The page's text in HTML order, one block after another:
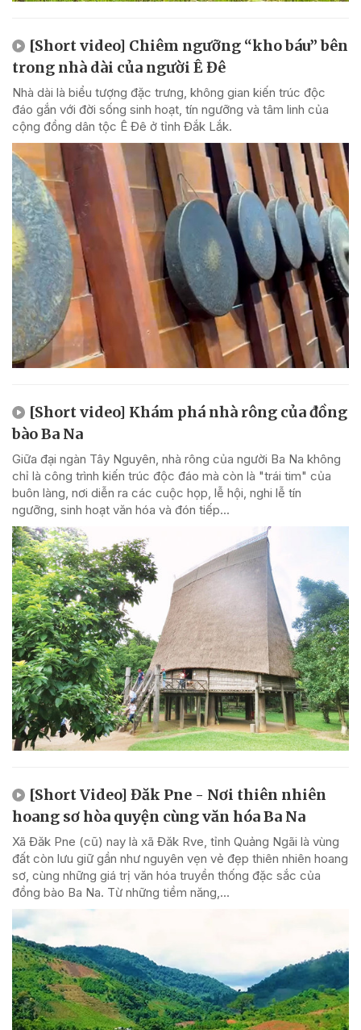
[Short video] Chiêm ngưỡng “kho báu” bên
trong nhà dài của người Ê Đê
Nhà dài là biểu tượng đặc trưng, không gian kiến trúc độc
đáo gắn với đời sống sinh hoạt, tín ngưỡng và tâm linh của
cộng đồng dân tộc Ê Đê ở tỉnh Đắk Lắk.
[Short video] Khám phá nhà rông của đồng
bào Ba Na
Giữa đại ngàn Tây Nguyên, nhà rông của người Ba Na không
chỉ là công trình kiến trúc độc đáo mà còn là "trái tim" của
buôn làng, nơi diễn ra các cuộc họp, lễ hội, nghi lễ tín
ngưỡng, sinh hoạt văn hóa và đón tiếp...
[Short Video] Đăk Pne - Nơi thiên nhiên
hoang sơ hòa quyện cùng văn hóa Ba Na
Xã Đăk Pne (cũ) nay là xã Đăk Rve, tỉnh Quảng Ngãi là vùng
đất còn lưu giữ gần như nguyên vẹn vẻ đẹp thiên nhiên hoang
sơ, cùng những giá trị văn hóa truyền thống đặc sắc của
đồng bào Ba Na. Từ những tiềm năng,...